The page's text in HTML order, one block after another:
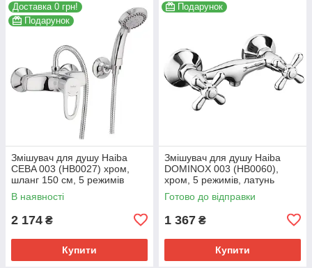
Доставка 0 грн!
Подарунок
Змішувач для душу Haiba
CEBA 003 (HB0027) хром,
шланг 150 см, 5 режимів
лійки (HB0027)
В наявності
2 174 ₴
Купити
Подарунок
Змішувач для душу Haiba
DOMINOX 003 (HB0060),
хром, 5 режимів, латунь
(HB0060)
Готово до відправки
1 367 ₴
Купити